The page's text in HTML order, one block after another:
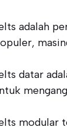
adalah
datar
modular